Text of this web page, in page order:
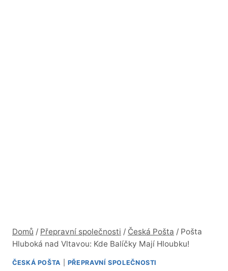
Domů / Přepravní společnosti / Česká Pošta / Pošta
Hluboká nad Vltavou: Kde Balíčky Mají Hloubku!
ČESKÁ POŠTA PŘEPRAVNÍ SPOLEČNOSTI